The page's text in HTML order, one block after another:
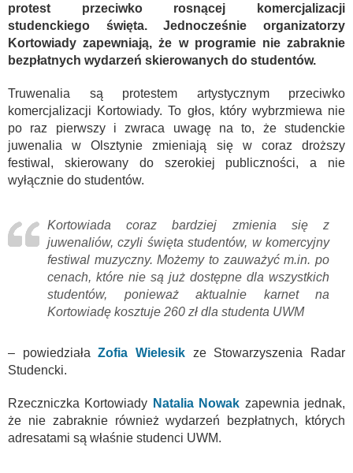
protest przeciwko rosnącej komercjalizacji
studenckiego święta. Jednocześnie organizatorzy
Kortowiady zapewniają, że w programie nie zabraknie
bezpłatnych wydarzeń skierowanych do studentów.
Truwenalia są protestem artystycznym przeciwko
komercjalizacji Kortowiady. To głos, który wybrzmiewa nie
po raz pierwszy i zwraca uwagę na to, że studenckie
juwenalia w Olsztynie zmieniają się w coraz droższy
festiwal, skierowany do szerokiej publiczności, a nie
wyłącznie do studentów.
Kortowiada coraz bardziej zmienia się z
juwenaliów, czyli święta studentów, w komercyjny
festiwal muzyczny. Możemy to zauważyć m.in. po
cenach, które nie są już dostępne dla wszystkich
studentów, ponieważ aktualnie karnet na
Kortowiadę kosztuje 260 zł dla studenta UWM
– powiedziałaZofia Wielesik ze Stowarzyszenia Radar
Studencki.
Rzeczniczka Kortowiady Natalia Nowak zapewnia jednak,
że nie zabraknie również wydarzeń bezpłatnych, których
adresatami są właśnie studenci UWM.